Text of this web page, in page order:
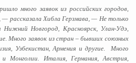
много заявок из российских городов,
рассказала Хибла Герзмава, — Не только
Новгород, Красноярск, Улан-Удэ,
Много заявок из стран – бывших союзных
Узбекистан, Армения и другие. Много
Монголии. Италия, Германия, Австрия,